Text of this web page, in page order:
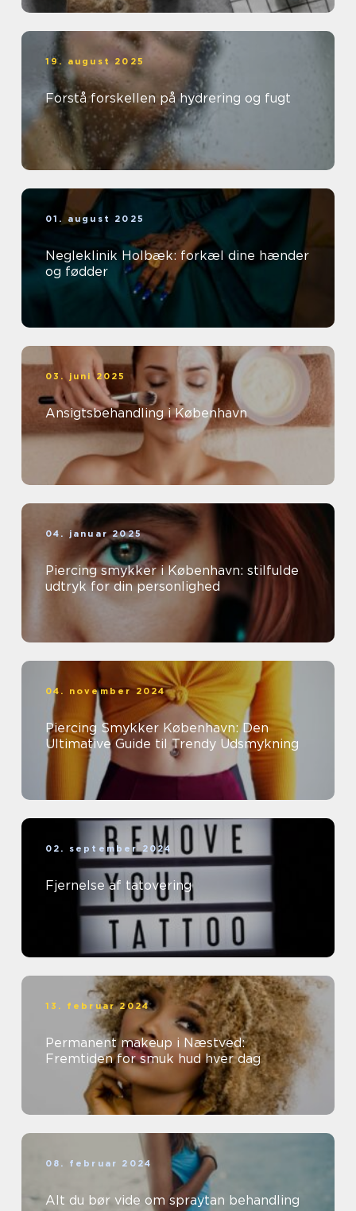
19. august 2025
Forstå forskellen på hydrering og fugt
01. august 2025
Negleklinik Holbæk: forkæl dine hænder
og fødder
03. juni 2025
Ansigtsbehandling i København
04. januar 2025
Piercing smykker i København: stilfulde
udtryk for din personlighed
04. november 2024
Piercing Smykker København: Den
Ultimative Guide til Trendy Udsmykning
02. september 2024
Fjernelse af tatovering
13. februar 2024
Permanent makeup i Næstved:
Fremtiden for smuk hud hver dag
08. februar 2024
Alt du bør vide om spraytan behandling